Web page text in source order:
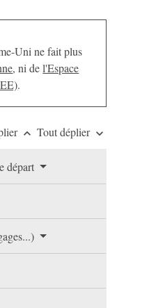
Uni ne fait plus
, ni del'Espace
.
keyboard_arrow_up Tout déplier keyboard_arrow_down
départ